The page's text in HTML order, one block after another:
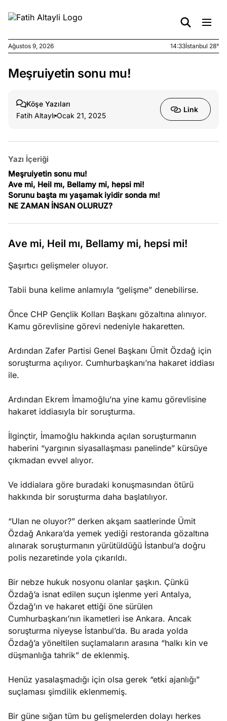
Ağustos
Ağustos
7, 2026
kirli
kimler
Ağustos
6, 2026
Köşe
Spor
Ağustos 9, 2026 14:33İstanbul 28°
Meşruiyetin sonu mu!
Köşe Yazıları
Fatih Altaylı Ocak 21, 2025
Link
Yazı İçeriği
Meşruiyetin sonu mu!
Ave mi, Heil mı, Bellamy mi, hepsi mi!
Sorunu başta mı yaşamak iyidir sonda mı!
NE ZAMAN İNSAN OLURUZ?
Ave mi, Heil mı, Bellamy mi, hepsi mi!
Şaşırtıcı gelişmeler oluyor.
Tabii buna kelime anlamıyla “gelişme” denebilirse.
Önce CHP Gençlik Kolları Başkanı gözaltına alınıyor.
Kamu görevlisine görevi nedeniyle hakaretten.
Ardından Zafer Partisi Genel Başkanı Ümit Özdağ için
soruşturma açılıyor. Cumhurbaşkanı’na hakaret iddiası
ile.
Ardından Ekrem İmamoğlu’na yine kamu görevlisine
hakaret iddiasıyla bir soruşturma.
İlginçtir, İmamoğlu hakkında açılan soruşturmanın
haberini “yargının siyasallaşması panelinde” kürsüye
çıkmadan evvel alıyor.
Ve iddialara göre buradaki konuşmasından ötürü
hakkında bir soruşturma daha başlatılıyor.
“Ulan ne oluyor?” derken akşam saatlerinde Ümit
Özdağ Ankara’da yemek yediği restoranda gözaltına
alınarak soruşturmanın yürütüldüğü İstanbul’a doğru
polis nezaretinde yola çıkarıldı.
Bir nebze hukuk nosyonu olanlar şaşkın. Çünkü
Özdağ’a isnat edilen suçun işlenme yeri Antalya,
Özdağ’ın ve hakaret ettiği öne sürülen
Cumhurbaşkanı’nın ikametleri ise Ankara. Ancak
soruşturma niyeyse İstanbul’da. Bu arada yolda
Özdağ’a yöneltilen suçlamaların arasına “halkı kin ve
düşmanlığa tahrik” de eklenmiş.
Henüz yasalaşmadığı için olsa gerek “etki ajanlığı”
suçlaması şimdilik eklenmemiş.
Bir güne sığan tüm bu gelişmelerden dolayı herkes